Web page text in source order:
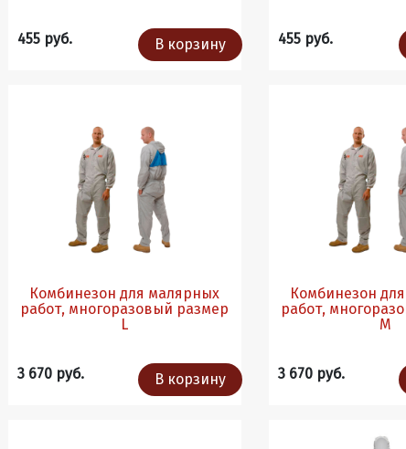
455 руб. В корзину 455 руб.
Комбинезон для малярных
работ, многоразовый размер
L
3 670 руб. В корзину
Комбинезон
работ, многоразовый
M
3 670 руб.